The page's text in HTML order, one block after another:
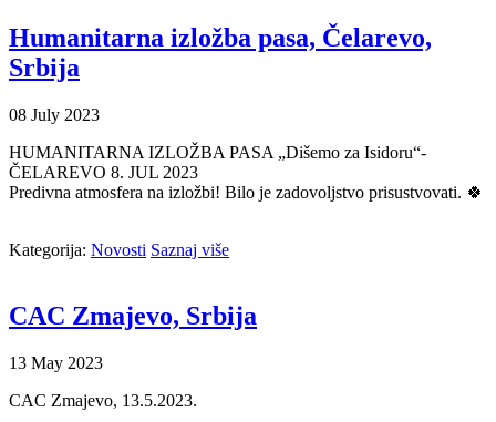
Humanitarna izložba pasa, Čelarevo,
Srbija
08 July 2023
HUMANITARNA IZLOŽBA PASA „Dišemo za Isidoru“-
ČELAREVO 8. JUL 2023
Predivna atmosfera na izložbi! Bilo je zadovoljstvo prisustvovati. 🍀
Kategorija: Novosti Saznaj više
CAC Zmajevo, Srbija
13 May 2023
CAC Zmajevo, 13.5.2023.